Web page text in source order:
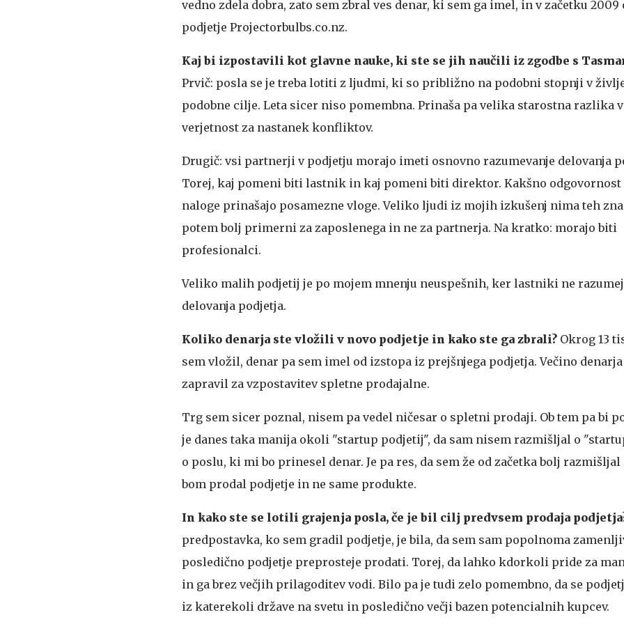
vedno zdela dobra, zato sem zbral ves denar, ki sem ga imel, in v začetku
podjetje Projectorbulbs.co.nz.
Kaj bi izpostavili kot glavne nauke, ki ste se jih naučili iz zgodbe s
Prvič: posla se je treba lotiti z ljudmi, ki so približno na podobni stopnji v
podobne cilje. Leta sicer niso pomembna. Prinaša pa velika starostna razlika
verjetnost za nastanek konfliktov.
Drugič: vsi partnerji v podjetju morajo imeti osnovno razumevanje delovanja
Torej, kaj pomeni biti lastnik in kaj pomeni biti direktor. Kakšno
naloge prinašajo posamezne vloge. Veliko ljudi iz mojih izkušenj nima teh
potem bolj primerni za zaposlenega in ne za partnerja. Na kratko: morajo biti
profesionalci.
Veliko malih podjetij je po mojem mnenju neuspešnih, ker lastniki ne
delovanja podjetja.
Koliko denarja ste vložili v novo podjetje in kako ste ga zbrali? Okrog 13
sem vložil, denar pa sem imel od izstopa iz prejšnjega podjetja. Večino
zapravil za vzpostavitev spletne prodajalne.
Trg sem sicer poznal, nisem pa vedel ničesar o spletni prodaji. Ob tem pa bi
je danes taka manija okoli "startup podjetij", da sam nisem razmišljal o
o poslu, ki mi bo prinesel denar. Je pa res, da sem že od začetka bolj
bom prodal podjetje in ne same produkte.
In kako ste se lotili grajenja posla, če je bil cilj predvsem prodaja
predpostavka, ko sem gradil podjetje, je bila, da sem sam popolnoma
posledično podjetje preprosteje prodati. Torej, da lahko kdorkoli pride za
in ga brez večjih prilagoditev vodi. Bilo pa je tudi zelo pomembno, da se
iz katerekoli države na svetu in posledično večji bazen potencialnih kupcev.